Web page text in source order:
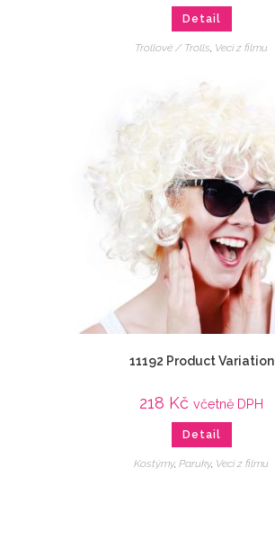
Detail
Trollové / Trolls Veci z filmu
11192 Product Variation
218 Kč včetně DPH
Detail
Kostýmy, Paruky, Veci z filmu